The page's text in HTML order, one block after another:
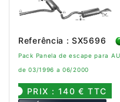
Referência : SX5696
Pack Panela de escape para
de 03/1996 a 06/2000
PRIX : 140 € TTC